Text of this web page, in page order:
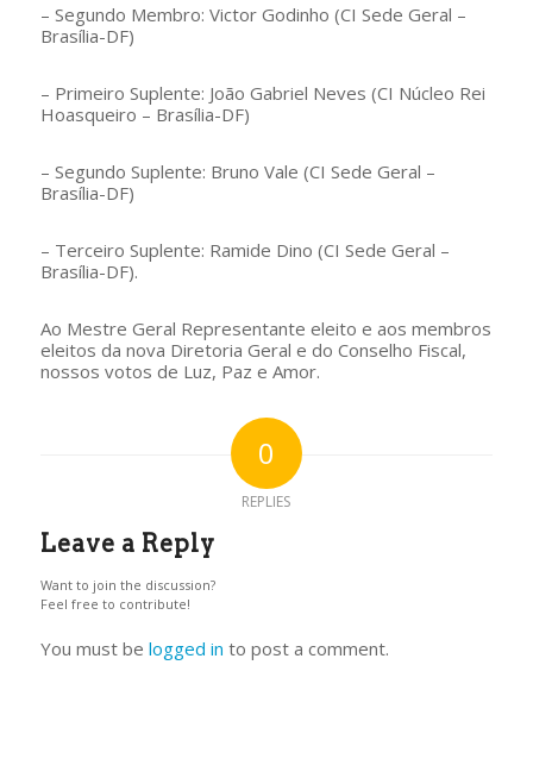
– Segundo Membro: Victor Godinho (CI Sede Geral –
Brasília-DF)
– Primeiro Suplente: João Gabriel Neves (CI Núcleo Rei
Hoasqueiro – Brasília-DF)
– Segundo Suplente: Bruno Vale (CI Sede Geral –
Brasília-DF)
– Terceiro Suplente: Ramide Dino (CI Sede Geral –
Brasília-DF).
Ao Mestre Geral Representante eleito e aos membros
eleitos da nova Diretoria Geral e do Conselho Fiscal,
nossos votos de Luz, Paz e Amor.
0
REPLIES
Leave a Reply
Want to join the discussion?
Feel free to contribute!
You must be logged in to post a comment.